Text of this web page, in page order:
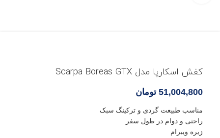
کفش اسکارپا مدل Scarpa Boreas GTX
51,004,800 تومان
مناسب طبیعت گردی و ترکینگ سبک
راحتی و دوام در طول سفر
زیره ویبرام